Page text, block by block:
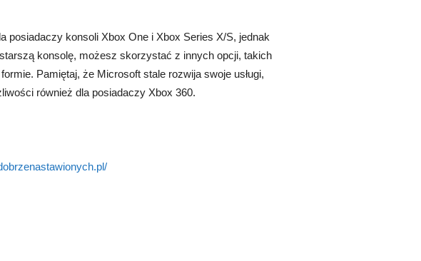
posiadaczy konsoli Xbox One i Xbox Series X/S, jednak
konsolę, możesz skorzystać z innych opcji, takich
Pamiętaj, że Microsoft stale rozwija swoje usługi,
również dla posiadaczy Xbox 360.